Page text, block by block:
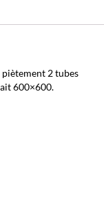
piètement 2 tubes
600×600.